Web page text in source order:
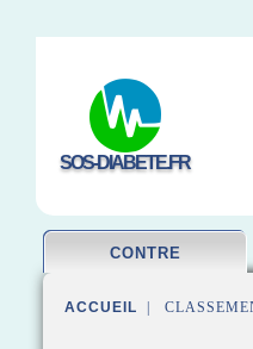
SOS-DIABETE.FR
CONTRE
ACCUEIL |